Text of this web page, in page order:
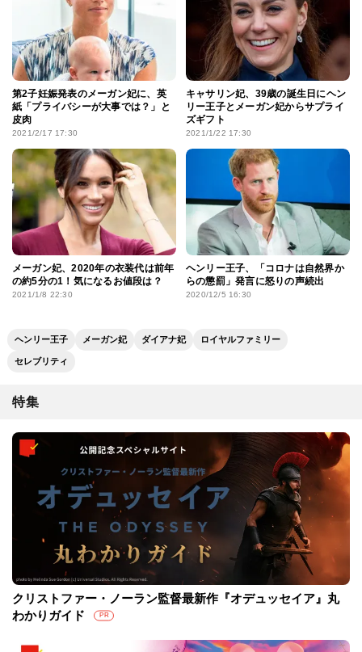
第2子妊娠発表のメーガン妃に、英
紙「プライバシーが大事では？」と
皮肉
2021/2/17 17:30
キャサリン妃、39歳の誕生日にヘン
リー王子とメーガン妃からサプライ
ズギフト
2021/1/22 17:30
メーガン妃、2020年の衣装代は前年
の約5分の1！気になるお値段は？
2021/1/8 22:30
ヘンリー王子、「コロナは自然界か
らの懲罰」発言に怒りの声続出
2020/12/5 16:30
ヘンリー王子 メーガン妃 ダイアナ妃 ロイヤルファミリー
セレブリティ
特集
クリストファー・ノーラン監督最新作『オデュッセイア』丸
わかりガイド
PR